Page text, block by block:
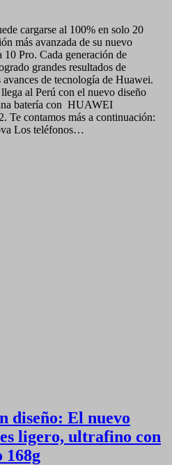
cargarse al 100% en solo 20
más avanzada de su nuevo
Pro. Cada generación de
grandes resultados de
de tecnología de Huawei.
al Perú con el nuevo diseño
batería con HUAWEI
Te contamos más a continuación:
Los teléfonos…
diseño: El nuevo
ligero, ultrafino con
168g